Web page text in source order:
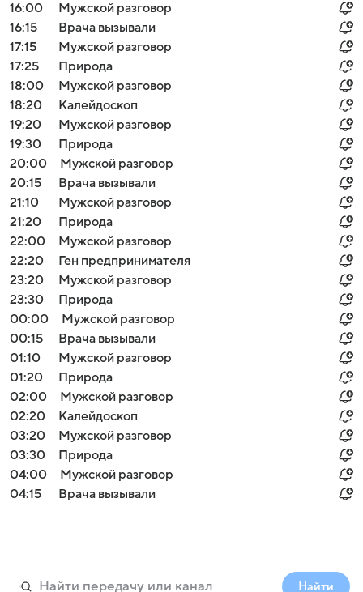
16:00
Мужской разговор
16:15
Врача вызывали
17:15
Мужской разговор
17:25
Природа
18:00
Мужской разговор
18:20
Калейдоскоп
19:20
Мужской разговор
19:30
Природа
20:00
Мужской разговор
20:15
Врача вызывали
21:10
Мужской разговор
21:20
Природа
22:00
Мужской разговор
22:20
Ген предпринимателя
23:20
Мужской разговор
23:30
Природа
00:00
Мужской разговор
00:15
Врача вызывали
01:10
Мужской разговор
01:20
Природа
02:00
Мужской разговор
02:20
Калейдоскоп
03:20
Мужской разговор
03:30
Природа
04:00
Мужской разговор
04:15
Врача вызывали
Найти